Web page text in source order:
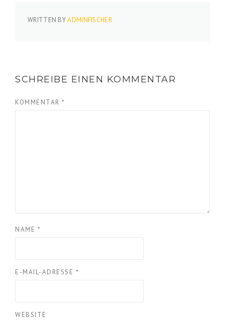
WRITTEN BYADMINFISCHER
SCHREIBE EINEN KOMMENTAR
KOMMENTAR *
NAME *
E-MAIL-ADRESSE *
WEBSITE